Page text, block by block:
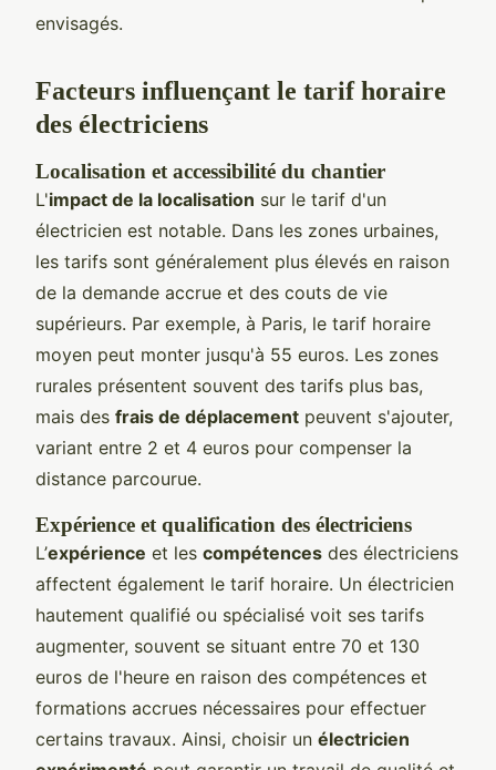
envisagés.
Facteurs influençant le tarif horaire
des électriciens
Localisation et accessibilité du chantier
L'impact de la localisation sur le tarif d'un
électricien est notable. Dans les zones urbaines,
les tarifs sont généralement plus élevés en raison
de la demande accrue et des couts de vie
supérieurs. Par exemple, à Paris, le tarif horaire
moyen peut monter jusqu'à 55 euros. Les zones
rurales présentent souvent des tarifs plus bas,
mais des frais de déplacement peuvent s'ajouter,
variant entre 2 et 4 euros pour compenser la
distance parcourue.
Expérience et qualification des électriciens
L’expérience et les compétences des électriciens
affectent également le tarif horaire. Un électricien
hautement qualifié ou spécialisé voit ses tarifs
augmenter, souvent se situant entre 70 et 130
euros de l'heure en raison des compétences et
formations accrues nécessaires pour effectuer
certains travaux. Ainsi, choisir un électricien